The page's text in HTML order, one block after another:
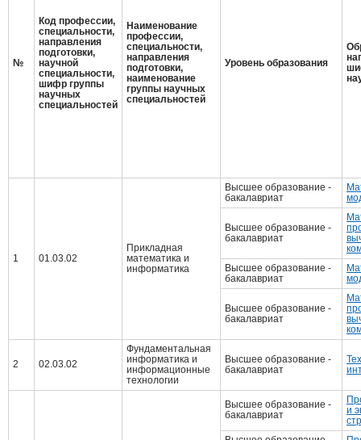
№
Код профессии,
специальности,
направления
подготовки,
научной
специальности,
шифр группы
научных
специальностей
Наименование
профессии,
специальности,
направления
подготовки,
наименование
группы научных
специальностей
Уровень образования
1 01.03.02
Прикладная
математика и
информатика
Высшее образование -
бакалавриат
Высшее образование -
бакалавриат
Высшее образование -
бакалавриат
Высшее образование -
бакалавриат
2 02.03.02
Фундаментальная
информатика и
информационные
технологии
Высшее образование -
бакалавриат
Высшее образование -
бакалавриат
и